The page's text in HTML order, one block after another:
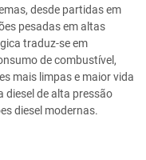
desde partidas em
pesadas em altas
traduz-se em
de combustível,
mais limpas e maior vida
diesel de alta pressão
diesel modernas.